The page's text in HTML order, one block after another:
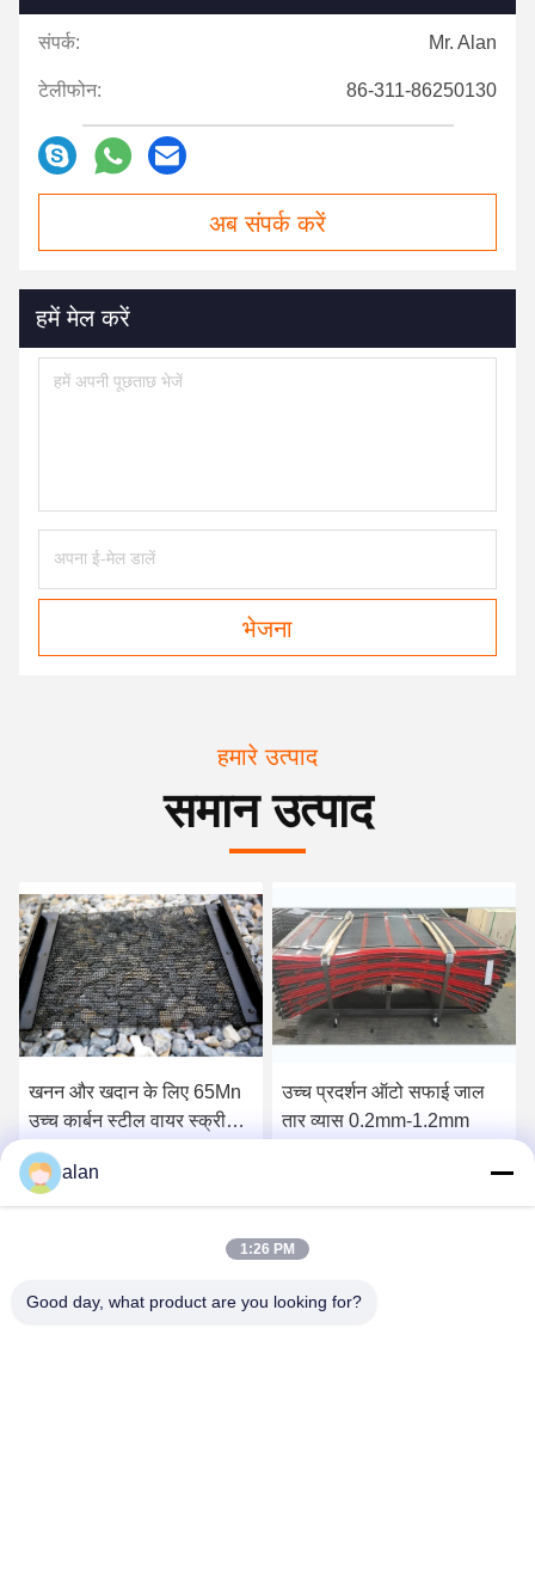
संपर्क: Mr. Alan
टेलीफोन: 86-311-86250130
अब संपर्क करें
हमें मेल करें
भेजना
हमारे उत्पाद
समान उत्पाद
खनन और खदान के लिए 65Mn
उच्च कार्बन स्टील वायर स्क्रीन
जाल
सबसे अच्छी कीमत पाएं
उच्च प्रदर्शन ऑटो सफाई जाल
तार व्यास 0.2mm-1.2mm
alan
1:26 PM
Good day, what product are you looking for?